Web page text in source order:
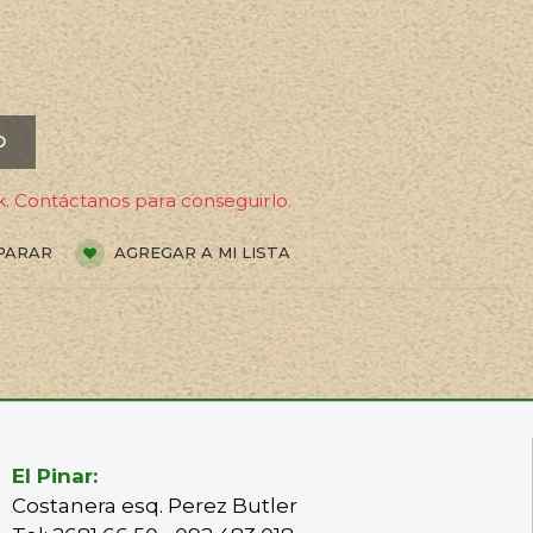
Contáctanos para conseguirlo.
AGREGAR A MI LISTA
El Pinar:
Costanera esq. Perez Butler